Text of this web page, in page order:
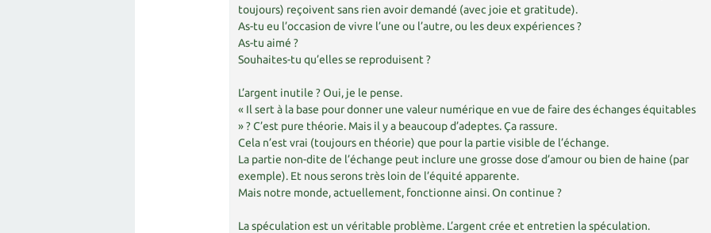
toujours) reçoivent sans rien avoir demandé (avec joie et gratitude).
As-tu eu l’occasion de vivre l’une ou l’autre, ou les deux expériences ?
As-tu aimé ?
Souhaites-tu qu’elles se reproduisent ?
L’argent inutile ? Oui, je le pense.
« Il sert à la base pour donner une valeur numérique en vue de faire des échanges équitables
» ? C’est pure théorie. Mais il y a beaucoup d’adeptes. Ça rassure.
Cela n’est vrai (toujours en théorie) que pour la partie visible de l’échange.
La partie non-dite de l’échange peut inclure une grosse dose d’amour ou bien de haine (par
exemple). Et nous serons très loin de l’équité apparente.
Mais notre monde, actuellement, fonctionne ainsi. On continue ?
La spéculation est un véritable problème. L’argent crée et entretien la spéculation.